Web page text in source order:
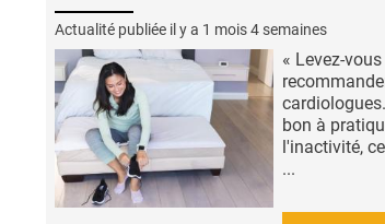
Actualité publiée il y a 1 mois 4 semaines
« Levez-
bon à
l'inactivité,
...